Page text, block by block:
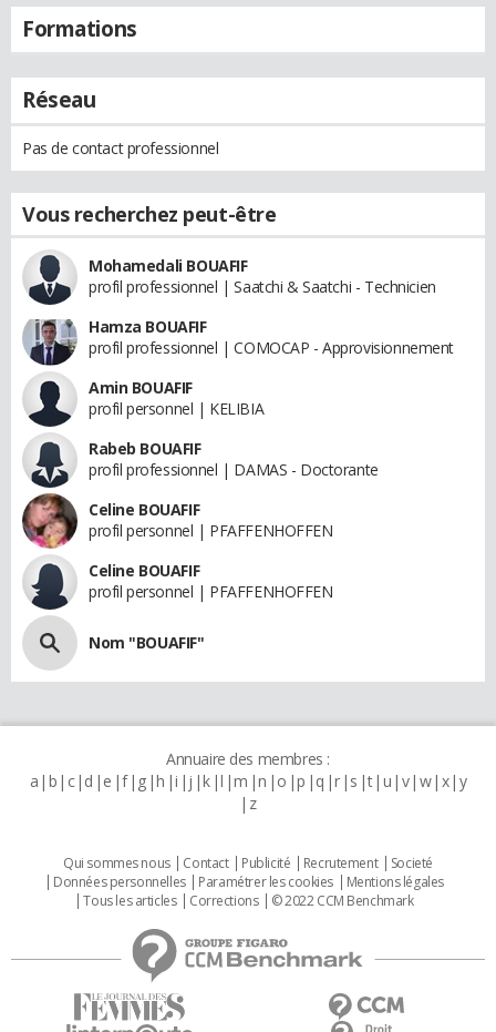
Formations
Réseau
Pas de contact professionnel
Vous recherchez peut-être
Mohamedali BOUAFIF
profil professionnel | Saatchi & Saatchi - Technicien
Hamza BOUAFIF
profil professionnel | COMOCAP - Approvisionnement
Amin BOUAFIF
profil personnel | KELIBIA
Rabeb BOUAFIF
profil professionnel | DAMAS - Doctorante
Celine BOUAFIF
profil personnel | PFAFFENHOFFEN
Celine BOUAFIF
profil personnel | PFAFFENHOFFEN
Nom "BOUAFIF"
Annuaire des membres :
a b c d e f g h i j k l m n o p q r s t u v w x y
z
Qui sommes nous Contact Publicité Recrutement
Societé
Données personnelles
Paramétrer les cookies
Mentions légales
Tous les articles
Corrections © 2022 CCM Benchmark